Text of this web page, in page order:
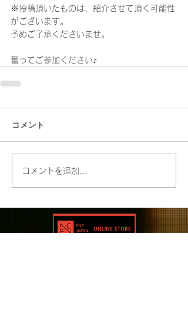
※投稿頂いたものは、紹介させて頂く可能性
がございます。
予めご了承くださいませ。
奮ってご参加ください♪
コメント
コメントを追加…